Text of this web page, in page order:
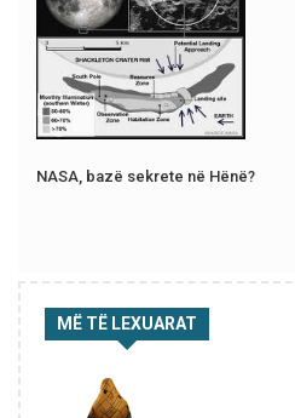
NASA, bazë sekrete në Hënë?
MË TË LEXUARAT